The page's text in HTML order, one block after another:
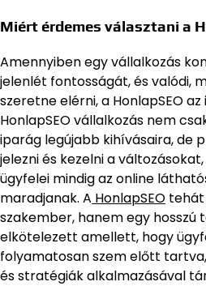
Miért érdemes választani a
Amennyiben egy vállalkozás
jelenlét fontosságát, és valódi,
szeretne elérni, a HonlapSEO
HonlapSEO vállalkozás nem
iparág legújabb kihívásaira, de
jelezni és kezelni a
ügyfelei mindig az online
maradjanak. A HonlapSEO tehát
szakember, hanem egy hosszú
elkötelezett amellett, hogy
folyamatosan szem előtt
és stratégiák alkalmazásával